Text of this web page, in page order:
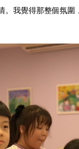
。我覺得那整個氛圍